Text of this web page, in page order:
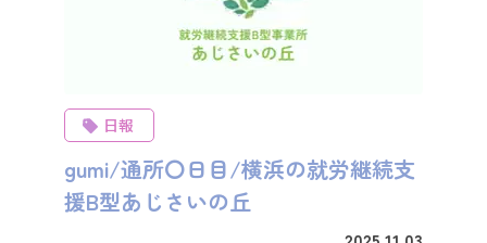
日報
gumi/通所〇日目/横浜の就労継続支
援B型あじさいの丘